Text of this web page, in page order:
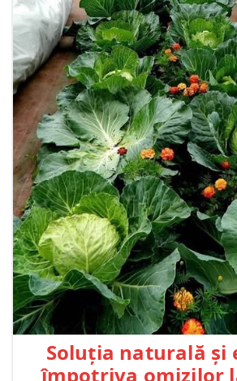
Soluția naturală și
împotriva omizilor